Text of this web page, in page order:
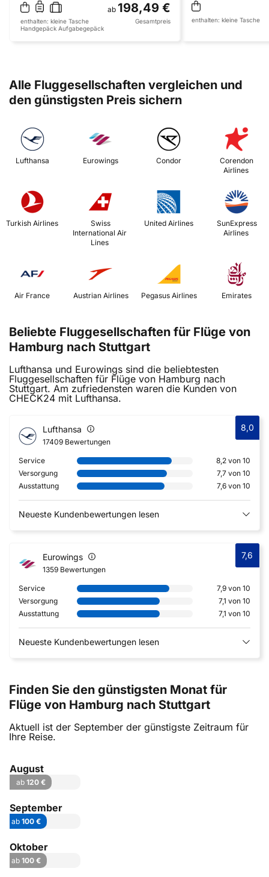
ab 198,49 €
enthalten: kleine Tasche
Handgepäck Aufgabegepäck
Gesamtpreis enthalten: kleine Tasche
Alle Fluggesellschaften vergleichen und
den günstigsten Preis sichern
Lufthansa Eurowings Condor
Corendon
Airlines
Turkish Airlines
International Air
Lines
United Airlines
Airlines
Air France Austrian Airlines Emirates
Beliebte Fluggesellschaften für Flüge von
Hamburg nach Stuttgart
Lufthansa und Eurowings sind die beliebtesten
Fluggesellschaften für Flüge von Hamburg nach
Stuttgart. Am zufriedensten waren die Kunden von
CHECK24 mit Lufthansa.
Lufthansa
17409 Bewertungen
8,0
Service
8,2 von 10
Versorgung
7,7 von 10
Ausstattung
7,6 von 10
Neueste Kundenbewertungen lesen
Eurowings
1359 Bewertungen
7,6
Service
7,9 von 10
Versorgung
7,1 von 10
Ausstattung
7,1 von 10
Neueste Kundenbewertungen lesen
Finden Sie den günstigsten Monat für
Flüge von Hamburg nach Stuttgart
Aktuell ist der September der günstigste Zeitraum für
Ihre Reise.
August
ab 120 €
September
ab 100 €
Oktober
ab 100 €